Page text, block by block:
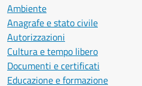
Ambiente
Anagrafe e stato civile
Autorizzazioni
Cultura e tempo libero
Documenti e certificati
Educazione e formazione